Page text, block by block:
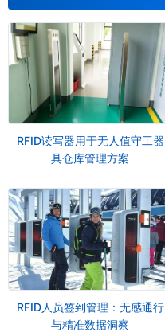
RFID读写器用于无人值守工器
具仓库管理方案
RFID人员签到管理：无感通行
与精准数据洞察